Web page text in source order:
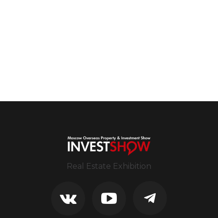
Real Estate Exhibition